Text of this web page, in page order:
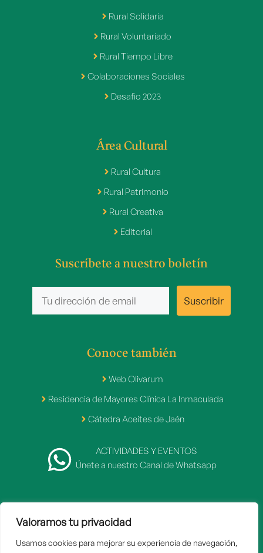
Valoramos tu privacidad
Usamos cookies para mejorar su experiencia de navegación,
Rural Solidaria
Rural Voluntariado
Rural Tiempo Libre
Colaboraciones Sociales
Desafio 2023
Área Cultural
Rural Cultura
Rural Patrimonio
Rural Creativa
Editorial
Suscríbete a nuestro boletín
Conoce también
Web Olivarum
Residencia de Mayores Clínica La Inmaculada
Cátedra Aceites de Jaén
ACTIVIDADES Y EVENTOS
Únete a nuestro Canal de Whatsapp
2007 - 2026 © Fundación Caja Rural de Jaén
Inicio